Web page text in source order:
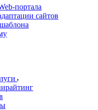
портала
сайтов